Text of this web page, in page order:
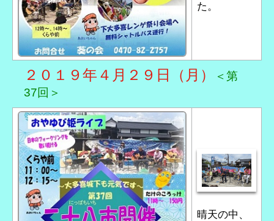
た。
２０１９年４月２９日（月）
＜第
37回＞
晴天の中、